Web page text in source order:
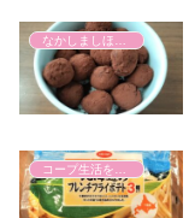
なかしましほさん・お菓子作り